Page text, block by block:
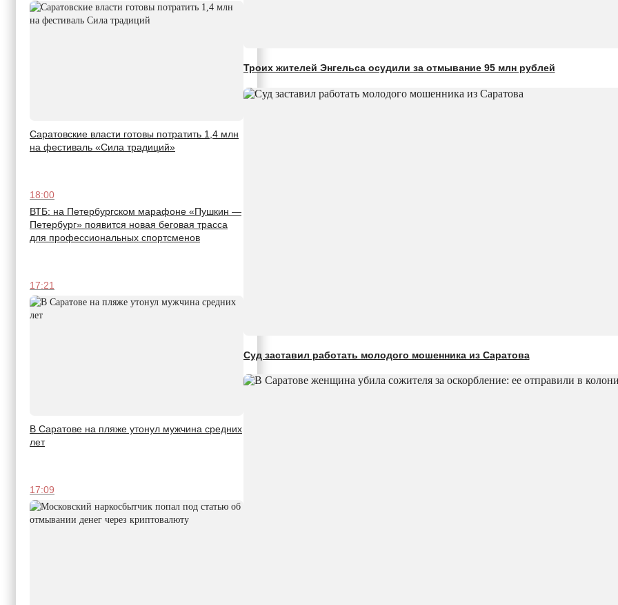
Саратовские власти готовы потратить 1,4 млн
на фестиваль «Сила традиций»
18:00
ВТБ: на Петербургском марафоне «Пушкин —
Петербург» появится новая беговая трасса
для профессиональных спортсменов
17:21
В Саратове на пляже утонул мужчина средних
лет
17:09
Троих жителей Энгельса осудили за отмывание 95 млн рублей
Суд заставил работать молодого мошенника из Саратова